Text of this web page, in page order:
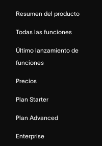
Resumen del producto
Todas las funciones
Último lanzamiento de
funciones
Precios
Plan Starter
Plan Advanced
Enterprise